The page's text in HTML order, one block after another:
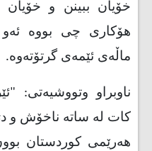
خۆیان ببینن و خۆیان
هۆکاری چی بووە ئەو
ماڵەی ئێمەی گرتۆتەوە.
ناوبراو وتووشیەتی:
کات لە ساتە ناخۆش و
هەرێمی کوردستان